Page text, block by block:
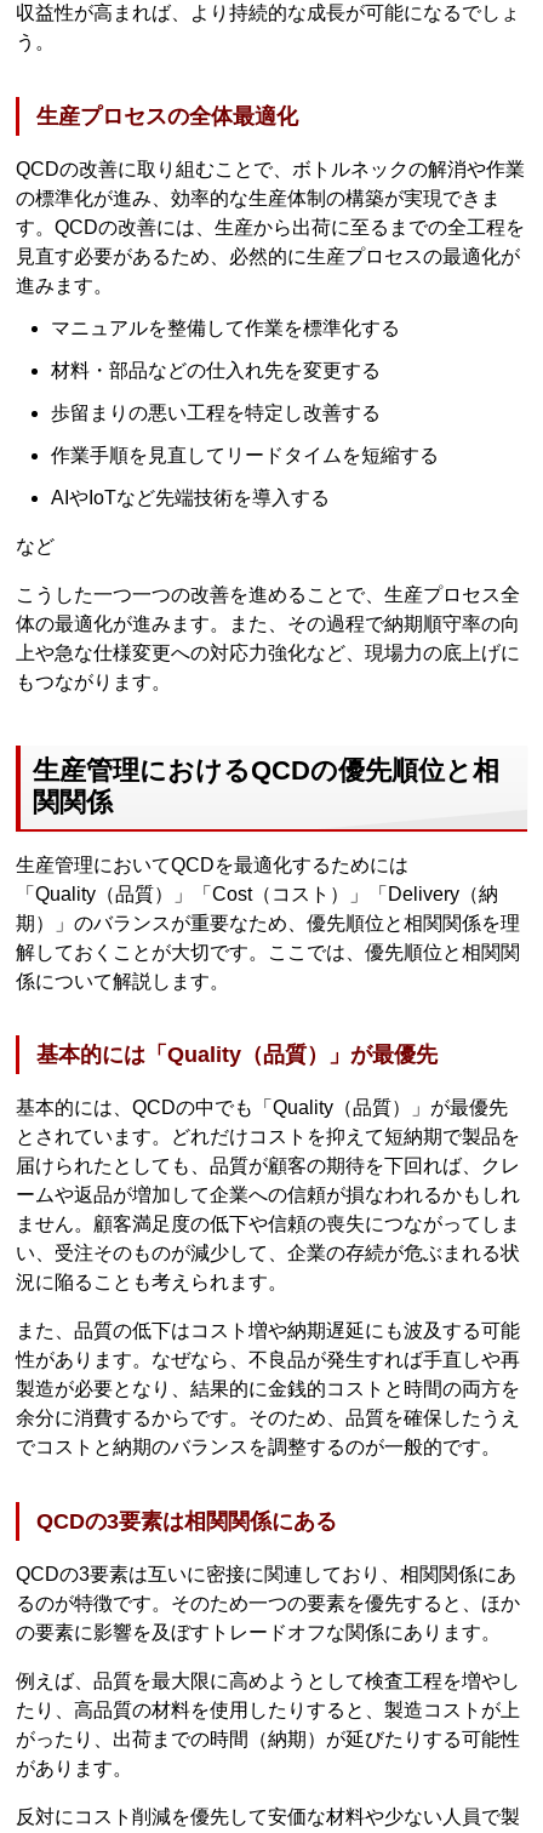
収益性が高まれば、より持続的な成長が可能になるでしょ
う。
生産プロセスの全体最適化
QCDの改善に取り組むことで、ボトルネックの解消や作業
の標準化が進み、効率的な生産体制の構築が実現できま
す。QCDの改善には、生産から出荷に至るまでの全工程を
見直す必要があるため、必然的に生産プロセスの最適化が
進みます。
マニュアルを整備して作業を標準化する
材料・部品などの仕入れ先を変更する
歩留まりの悪い工程を特定し改善する
作業手順を見直してリードタイムを短縮する
AIやIoTなど先端技術を導入する
など
こうした一つ一つの改善を進めることで、生産プロセス全
体の最適化が進みます。また、その過程で納期順守率の向
上や急な仕様変更への対応力強化など、現場力の底上げに
もつながります。
生産管理におけるQCDの優先順位と相
関関係
生産管理においてQCDを最適化するためには
「Quality（品質）」「Cost（コスト）」「Delivery（納
期）」のバランスが重要なため、優先順位と相関関係を理
解しておくことが大切です。ここでは、優先順位と相関関
係について解説します。
基本的には「Quality（品質）」が最優先
基本的には、QCDの中でも「Quality（品質）」が最優先
とされています。どれだけコストを抑えて短納期で製品を
届けられたとしても、品質が顧客の期待を下回れば、クレ
ームや返品が増加して企業への信頼が損なわれるかもしれ
ません。顧客満足度の低下や信頼の喪失につながってしま
い、受注そのものが減少して、企業の存続が危ぶまれる状
況に陥ることも考えられます。
また、品質の低下はコスト増や納期遅延にも波及する可能
性があります。なぜなら、不良品が発生すれば手直しや再
製造が必要となり、結果的に金銭的コストと時間の両方を
余分に消費するからです。そのため、品質を確保したうえ
でコストと納期のバランスを調整するのが一般的です。
QCDの3要素は相関関係にある
QCDの3要素は互いに密接に関連しており、相関関係にあ
るのが特徴です。そのため一つの要素を優先すると、ほか
の要素に影響を及ぼすトレードオフな関係にあります。
例えば、品質を最大限に高めようとして検査工程を増やし
たり、高品質の材料を使用したりすると、製造コストが上
がったり、出荷までの時間（納期）が延びたりする可能性
があります。
反対にコスト削減を優先して安価な材料や少ない人員で製